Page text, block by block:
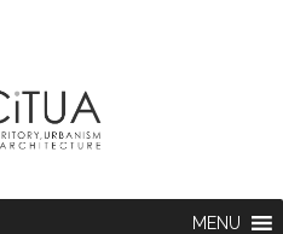
MENU